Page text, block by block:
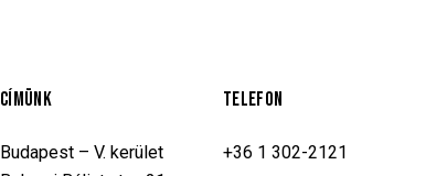
CÍMÜNK
Budapest – V. kerület
TELEFON
+36 1 302-2121